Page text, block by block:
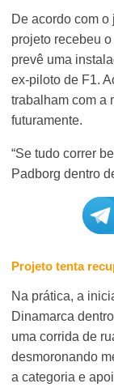
De acordo com
projeto recebeu
prevê uma
ex-piloto de F1.
trabalham com a
futuramente.
“Se tudo correr
Padborg dentro
Projeto tenta
Na prática, a
Dinamarca
uma corrida de
desmoronando
a categoria e